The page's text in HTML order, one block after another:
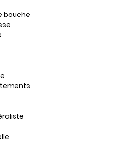
bouche